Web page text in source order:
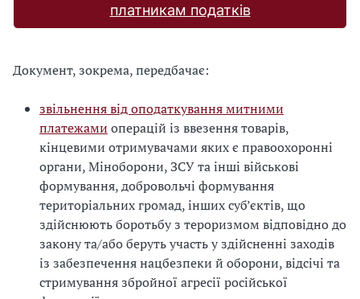
платникам податків
Документ, зокрема, передбачає:
звільнення від оподаткування митними
платежами операцій із ввезення товарів,
кінцевими отримувачами яких є правоохоронні
органи, Міноборони, ЗСУ та інші військові
формування, добровольчі формування
територіальних громад, інших суб’єктів, що
здійснюють боротьбу з тероризмом відповідно до
закону та/або беруть участь у здійсненні заходів
із забезпечення нацбезпеки й оборони, відсічі та
стримування збройної агресії російської